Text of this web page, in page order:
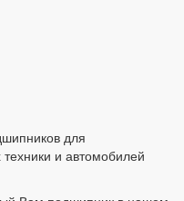
для
и автомобилей